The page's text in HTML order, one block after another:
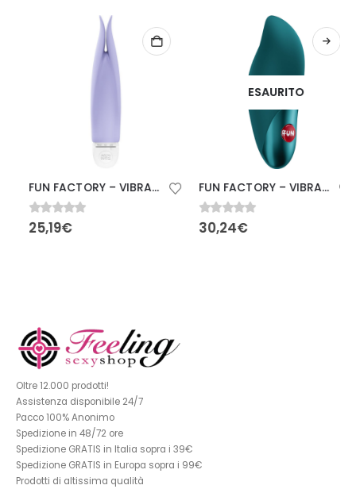
FUN FACTORY – VIBRATORE VOLITA LAY-ON VIOLA
Su 5
25,19€
ESAURITO
FUN FACTORY – VIBRATORE CHARME BULLET VERDE BOTTIGLIA
Su 5
30,24€
Oltre 12.000 prodotti!
Assistenza disponibile 24/7
Pacco 100% Anonimo
Spedizione in 48/72 ore
Spedizione GRATIS in Italia sopra i 39€
Spedizione GRATIS in Europa sopra i 99€
Prodotti di altissima qualità